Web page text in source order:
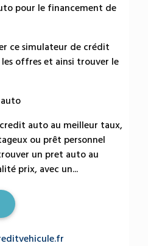
pour le financement de
ce simulateur de crédit
offres et ainsi trouver le
auto au meilleur taux,
ou prêt personnel
un pret auto au
prix, avec un...